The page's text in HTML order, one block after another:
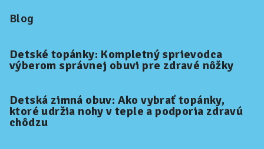
Blog
Detské topánky: Kompletný sprievodca
výberom správnej obuvi pre zdravé nôžky
Detská zimná obuv: Ako vybrať topánky,
ktoré udržia nohy v teple a podporia zdravú
chôdzu